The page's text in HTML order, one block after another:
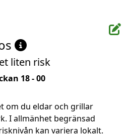
liten risk
18 - 00
om du eldar och grillar
I allmänhet begränsad
kan variera lokalt.